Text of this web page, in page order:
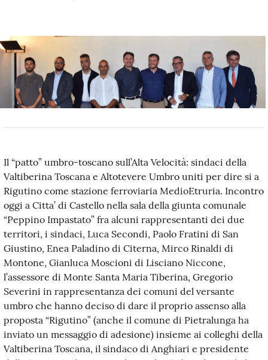
Il “patto” umbro-toscano sull’Alta Velocità: sindaci della
Valtiberina Toscana e Altotevere Umbro uniti per dire si a
Rigutino come stazione ferroviaria MedioEtruria. Incontro
oggi a Citta’ di Castello nella sala della giunta comunale
“Peppino Impastato” fra alcuni rappresentanti dei due
territori, i sindaci, Luca Secondi, Paolo Fratini di San
Giustino, Enea Paladino di Citerna, Mirco Rinaldi di
Montone, Gianluca Moscioni di Lisciano Niccone,
l’assessore di Monte Santa Maria Tiberina, Gregorio
Severini in rappresentanza dei comuni del versante
umbro che hanno deciso di dare il proprio assenso alla
proposta “Rigutino” (anche il comune di Pietralunga ha
inviato un messaggio di adesione) insieme ai colleghi della
Valtiberina Toscana, il sindaco di Anghiari e presidente